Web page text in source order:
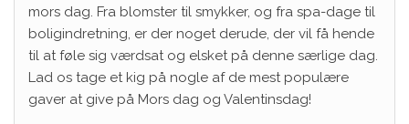
mors dag. Fra blomster til smykker, og fra spa-dage til
boligindretning, er der noget derude, der vil få hende
til at føle sig værdsat og elsket på denne særlige dag.
Lad os tage et kig på nogle af de mest populære
gaver at give på Mors dag og Valentinsdag!